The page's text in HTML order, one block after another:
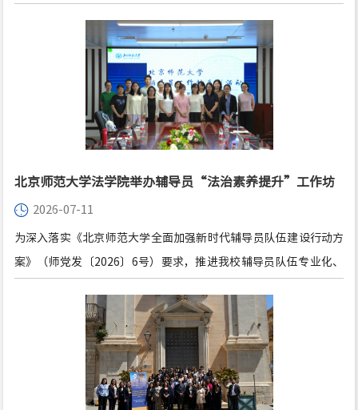
所、中国人民大学、中国政法大学、北京航空航天大学、北京师范
大学等20余人专家学者参加会议。
北京师范大学法学院举办辅导员“法治素养提升”工作坊
首期培训
2026-07-11
为深入落实《北京师范大学全面加强新时代辅导员队伍建设行动方
案》（师党发〔2026〕6号）要求，推进我校辅导员队伍专业化、
平，7月8日上午，北京师范大学辅导员“法治素养提升”工作坊首
期培训在后主楼1822会议室成功举办。部分院系党委副书记、全职
辅导员、双肩挑辅导员及学工系统学生事务助理近30人参加培训。